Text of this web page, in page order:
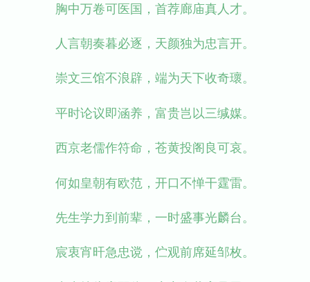
胸中万卷可医国，首荐廊庙真人才。
人言朝奏暮必逐，天颜独为忠言开。
崇文三馆不浪辟，端为天下收奇瓌。
平时论议即涵养，富贵岂以三缄媒。
西京老儒作符命，苍黄投阁良可哀。
何如皇朝有欧范，开口不惮干霆雷。
先生学力到前辈，一时盛事光麟台。
宸衷宵旰急忠谠，伫观前席延邹枚。